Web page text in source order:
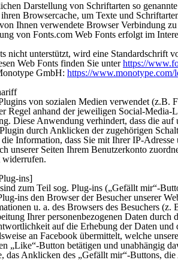
Darstellung von Schriftarten so
Browsercache, um Texte und
Ihnen verwendete Browser Verbindung
von Fonts.com Web Fonts erfolgt im
nicht unterstützt, wird eine Standardschrift
Web Fonts finden Sie unterhttps://
GmbH: https://
von sozialen Medien verwendet
Regel anhand der jeweiligen Social-Media-
Diese Anwendung verhindert, dass die
durch Anklicken der zugehörigen
Information, dass Sie mit Ihrer IP-
unserer Seiten Ihrem Benutzerkonto
ins]
zum Teil sog. Plug-ins („Gefällt mir“-
ins den Browser der Besucher unserer
u. a. des Browsers des Besuchers
Ihrer personenbezogenen Daten
auf die Erhebung der Daten
an Facebook übermittelt, welche
„Like“-Button betätigen und unabhängig
das Anklicken des „Gefällt mir“-Buttons,